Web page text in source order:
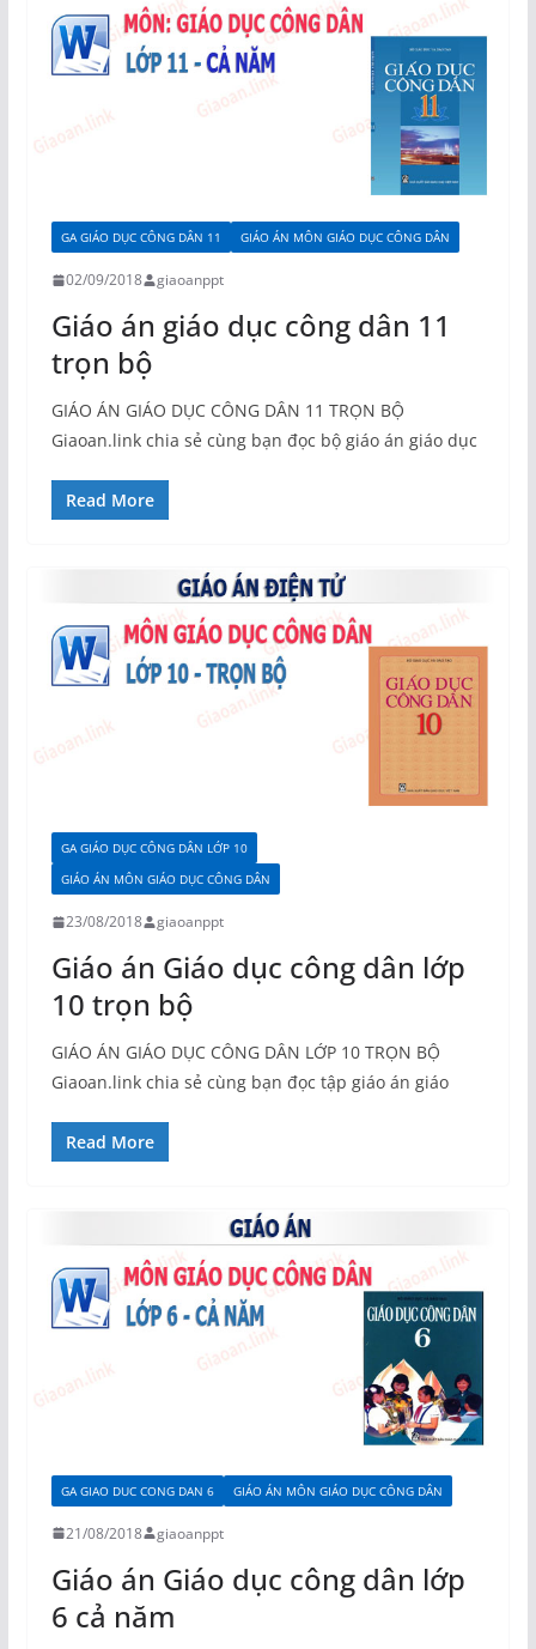
GA GIÁO DỤC CÔNG DÂN 11 GIÁO ÁN MÔN GIÁO DỤC CÔNG DÂN
02/09/2018 giaoanppt
Giáo án giáo dục công dân 11
trọn bộ
GIÁO ÁN GIÁO DỤC CÔNG DÂN 11 TRỌN BỘ
Giaoan.link chia sẻ cùng bạn đọc bộ giáo án giáo dục
Read More
GA GIÁO DỤC CÔNG DÂN LỚP 10
GIÁO ÁN MÔN GIÁO DỤC CÔNG DÂN
23/08/2018 giaoanppt
Giáo án Giáo dục công dân lớp
10 trọn bộ
GIÁO ÁN GIÁO DỤC CÔNG DÂN LỚP 10 TRỌN BỘ
Giaoan.link chia sẻ cùng bạn đọc tập giáo án giáo
Read More
GA GIAO DUC CONG DAN 6 GIÁO ÁN MÔN GIÁO DỤC CÔNG DÂN
21/08/2018 giaoanppt
Giáo án Giáo dục công dân lớp
6 cả năm